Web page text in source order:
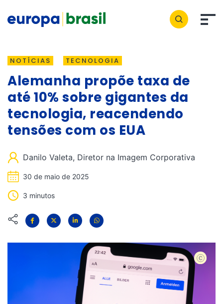
NOTÍCIAS TECNOLOGIA
Alemanha propõe taxa de
até 10% sobre gigantes da
tecnologia, reacendendo
tensões com os EUA
Danilo Valeta, Diretor na Imagem Corporativa
30 de maio de 2025
3 minutos